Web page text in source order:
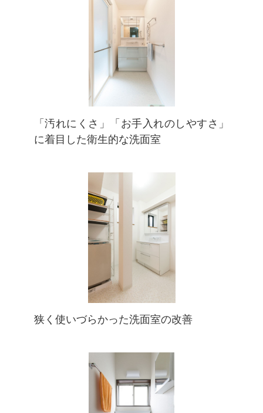
「汚れにくさ」「お手入れのしやすさ」
に着目した衛生的な洗面室
狭く使いづらかった洗面室の改善